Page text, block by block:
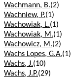
Wachmann, B.(2)
Wachniew, P.(1)
Wachowiak, L.(1)
Wachowiak, M.(1)
Wachowicz, M.(2)
Wachs Lopes, G.A.(1)
Wachs, J.(10)
Wachs, J.P.(29)